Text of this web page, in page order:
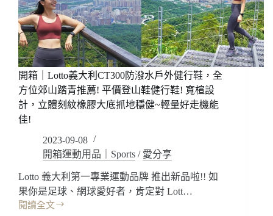
開箱｜Lotto義大利CT300防潑水戶外健行鞋，全
方位郊山踏青推薦! 平價登山鞋健行鞋! 寬楦設
計，立體刻紋橡膠大底抓地穩健~輕量好走機能
佳!
2023-09-08
開箱運動用品｜Sports / 愛分享
Lotto 義大利第一專業運動品牌 推出新品啦!! 如
果你是足球、網球愛好者，肯定對 Lott…
閱讀全文
開